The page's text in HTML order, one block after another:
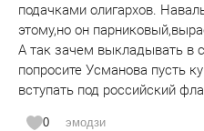
подачками олигархов.
этому,но он
А так зачем выкладывать в
попросите Усманова пусть
вступать под российский
0 эмодзи